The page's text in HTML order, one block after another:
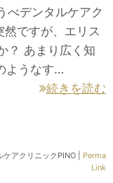
デンタルケアク
ですが、エリス
？ あまり広く知
ようなす…
続きを読む
ケアクリニックPINO
Perma
Link